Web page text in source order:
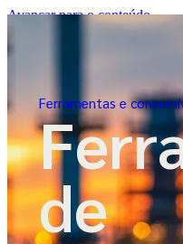
Avançar para o conteúdo
Ferramentas e
de